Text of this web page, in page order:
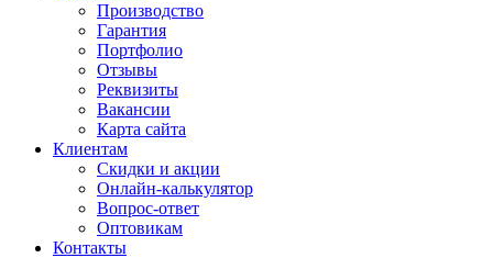
Производство
Гарантия
Портфолио
Отзывы
Реквизиты
Вакансии
Карта сайта
Клиентам
Скидки и акции
Онлайн-калькулятор
Вопрос-ответ
Оптовикам
Контакты